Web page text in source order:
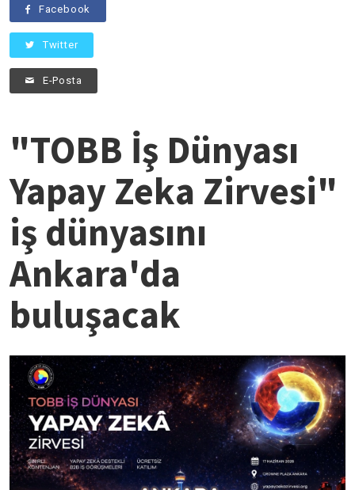
Facebook
Twitter
E-Posta
"TOBB İş Dünyası
Yapay Zeka Zirvesi"
iş dünyasını
Ankara'da
buluşacak